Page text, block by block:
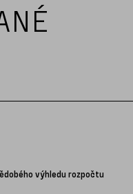
výhledu rozpočtu